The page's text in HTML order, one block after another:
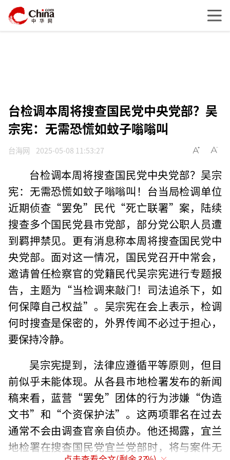
台检调本周将搜查国民党中央党部？吴
宗宪：无需恐慌如蚊子嗡嗡叫
台海网 2025-05-08 11:53:27
台检调本周将搜查国民党中央党部？吴宗
宪：无需恐慌如蚊子嗡嗡叫！台当局检调单位
近期侦查“罢免”民代“死亡联署”案，陆续
搜查多个国民党县市党部，部分党公职人员遭
到羁押禁见。更有消息称本周将搜查国民党中
央党部。面对这一情况，国民党召开中常会，
邀请曾任检察官的党籍民代吴宗宪进行专题报
告，主题为“当检调来敲门！司法追杀下，如
何保障自己权益”。吴宗宪在会上表示，检调
何时搜查是保密的，外界传闻不必过于担心，
要保持冷静。
吴宗宪提到，法律应遵循平等原则，但目
前似乎未能体现。从各县市地检署发布的新闻
稿来看，蓝营“罢免”团体的行为涉嫌“伪造
文书”和“个资保护法”。这两项罪名在过去
通常不会由调查官亲自侦办。他还揭露，宜兰
地检署在搜查国民党宜兰党部时，将与案件无